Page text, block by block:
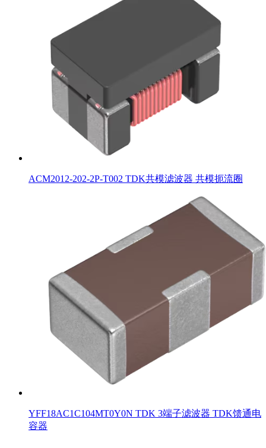
ACM2012-202-2P-T002 TDK共模滤波器 共模扼流圈
YFF18AC1C104MT0Y0N TDK 3端子滤波器 TDK馈通电
容器